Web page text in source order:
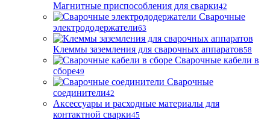
Магнитные приспособления для сварки42
Сварочные
электрододержатели63
Клеммы заземления для сварочных аппаратов58
Сварочные кабели в
сборе49
Сварочные
соединители42
Аксессуары и расходные материалы для
контактной сварки45